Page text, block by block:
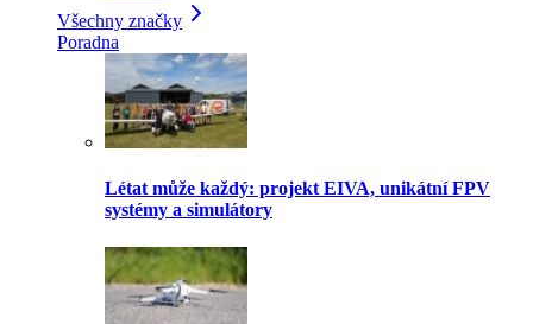
Všechny značky
Poradna
Létat může každý: projekt EIVA, unikátní FPV
systémy a simulátory